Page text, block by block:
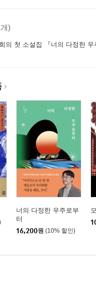
)
의 첫 소설집 『너의 다정한
너의 다정한 우주로부
터
16,200원 (10% 할인)